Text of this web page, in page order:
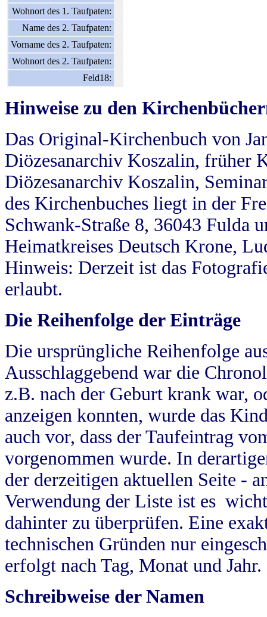
Wohnort des 1. Taufpaten:
Name des 2. Taufpaten:
Vorname des 2. Taufpaten:
Wohnort des 2. Taufpaten:
Feld18:
Hinweise zu den
Das Original-Kirchenbuch von
Diözesanarchiv Koszalin, früher
Diözesanarchiv Koszalin,
des Kirchenbuches liegt in der
Schwank-Straße 8, 36043 Fulda
Heimatkreises Deutsch Krone,
Hinweis: Derzeit ist das
erlaubt.
Die Reihenfolge der Einträge
Die ursprüngliche Reihenfolge
Ausschlaggebend war die
z.B. nach der Geburt krank war,
anzeigen konnten, wurde das
auch vor, dass der Taufeintrag
vorgenommen wurde. In
der derzeitigen aktuellen Seite -
Verwendung der Liste ist es
dahinter zu überprüfen. Eine
technischen Gründen nur
erfolgt nach Tag, Monat und Jahr.
Schreibweise der Namen